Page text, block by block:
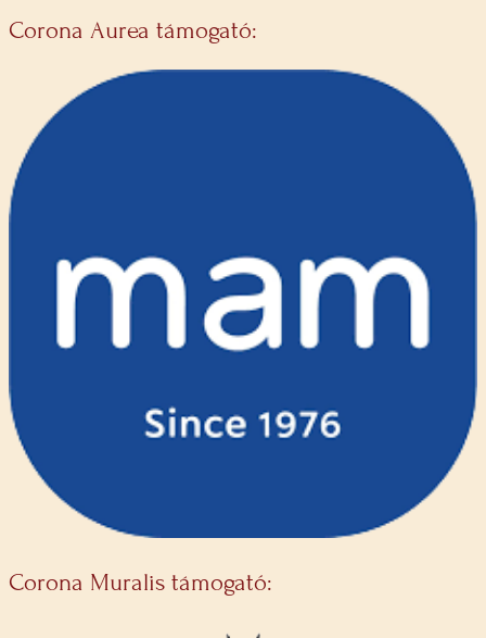
Corona Aurea támogató:
Corona Muralis támogató: